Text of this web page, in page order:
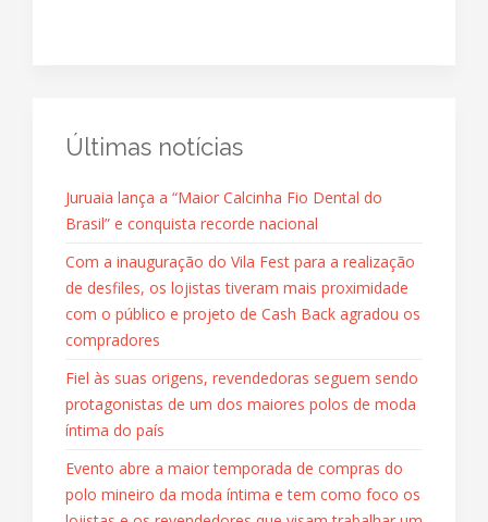
Últimas notícias
Juruaia lança a “Maior Calcinha Fio Dental do
Brasil” e conquista recorde nacional
Com a inauguração do Vila Fest para a realização
de desfiles, os lojistas tiveram mais proximidade
com o público e projeto de Cash Back agradou os
compradores
Fiel às suas origens, revendedoras seguem sendo
protagonistas de um dos maiores polos de moda
íntima do país
Evento abre a maior temporada de compras do
polo mineiro da moda íntima e tem como foco os